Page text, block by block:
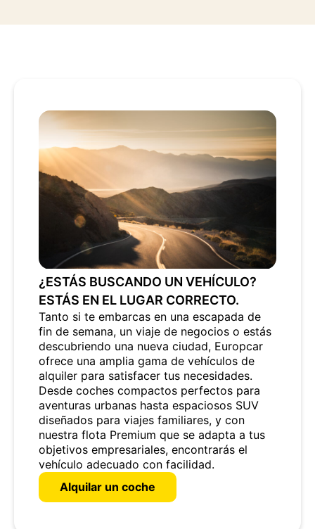
¿ESTÁS BUSCANDO UN VEHÍCULO?
ESTÁS EN EL LUGAR CORRECTO.
Tanto si te embarcas en una escapada de
fin de semana, un viaje de negocios o estás
descubriendo una nueva ciudad, Europcar
ofrece una amplia gama de vehículos de
alquiler para satisfacer tus necesidades.
Desde coches compactos perfectos para
aventuras urbanas hasta espaciosos SUV
diseñados para viajes familiares, y con
nuestra flota Premium que se adapta a tus
objetivos empresariales, encontrarás el
vehículo adecuado con facilidad.
Alquilar un coche